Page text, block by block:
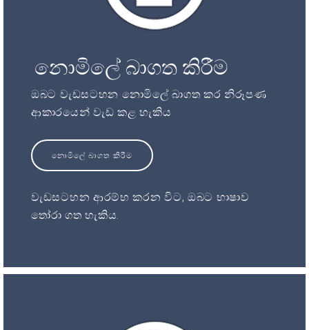
නොමිලේ බාගත කිරීම
ඔබට වැඩසටහන නොමිලේ බාගත කර නිරූපණ
ආකාරයෙන් වැඩ කළ හැකිය
නොමිලේ බාගත කිරීම
වැඩසටහන ආරම්භ කරන විට, ඔබට භාෂාව
තෝරා ගත හැකිය.